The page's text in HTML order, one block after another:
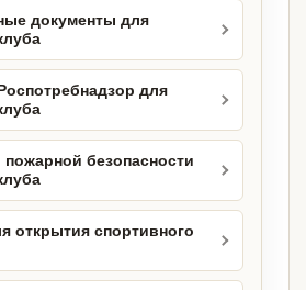
документы для
для
безопасности
открытия спортивного